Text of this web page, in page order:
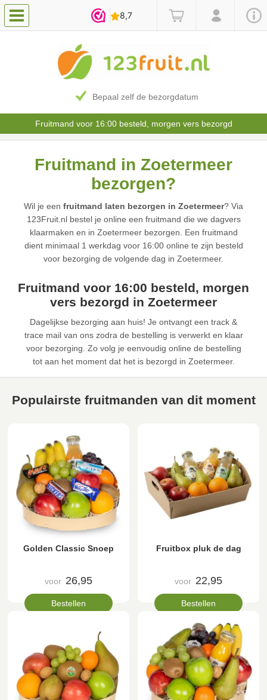
Bepaal zelf de bezorgdatum
Fruitmand voor 16:00 besteld, morgen vers bezorgd
Fruitmand in Zoetermeer
bezorgen?
Wil je een fruitmand laten bezorgen in Zoetermeer? Via
123Fruit.nl bestel je online een fruitmand die we dagvers
klaarmaken en in Zoetermeer bezorgen. Een fruitmand
dient minimaal 1 werkdag voor 16:00 online te zijn besteld
voor bezorging de volgende dag in Zoetermeer.
Fruitmand voor 16:00 besteld, morgen
vers bezorgd in Zoetermeer
Dagelijkse bezorging aan huis! Je ontvangt een track &
trace mail van ons zodra de bestelling is verwerkt en klaar
voor bezorging. Zo volg je eenvoudig online de bestelling
tot aan het moment dat het is bezorgd in Zoetermeer.
Populairste fruitmanden van dit moment
Golden Classic Snoep
voor 26,95
Bestellen
Fruitbox pluk de dag
voor 22,95
Bestellen